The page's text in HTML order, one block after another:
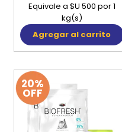
Equivale a $U 500 por 1
kg(s)
Agregar al carrito
20%
OFF